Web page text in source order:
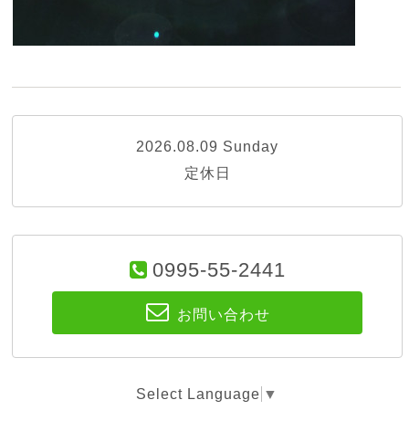
2026.08.09 Sunday
定休日
0995-55-2441
お問い合わせ
Select Language ▼